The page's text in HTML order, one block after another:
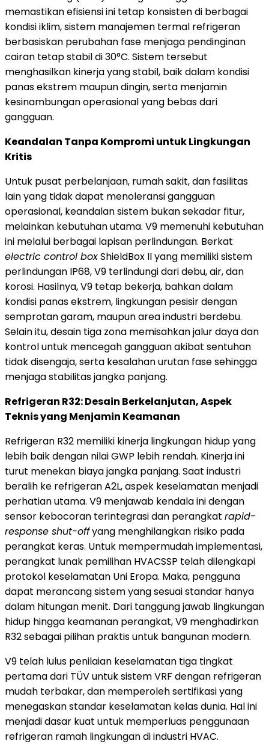
memastikan efisiensi ini tetap konsisten di berbagai
kondisi iklim, sistem manajemen termal refrigeran
berbasiskan perubahan fase menjaga pendinginan
cairan tetap stabil di 30°C. Sistem tersebut
menghasilkan kinerja yang stabil, baik dalam kondisi
panas ekstrem maupun dingin, serta menjamin
kesinambungan operasional yang bebas dari
gangguan.
Keandalan Tanpa Kompromi untuk Lingkungan
Kritis
Untuk pusat perbelanjaan, rumah sakit, dan fasilitas
lain yang tidak dapat menoleransi gangguan
operasional, keandalan sistem bukan sekadar fitur,
melainkan kebutuhan utama. V9 memenuhi kebutuhan
ini melalui berbagai lapisan perlindungan. Berkat
electric control boxShieldBox II yang memiliki sistem
perlindungan IP68, V9 terlindungi dari debu, air, dan
korosi. Hasilnya, V9 tetap bekerja, bahkan dalam
kondisi panas ekstrem, lingkungan pesisir dengan
semprotan garam, maupun area industri berdebu.
Selain itu, desain tiga zona memisahkan jalur daya dan
kontrol untuk mencegah gangguan akibat sentuhan
tidak disengaja, serta kesalahan urutan fase sehingga
menjaga stabilitas jangka panjang.
Refrigeran R32: Desain Berkelanjutan, Aspek
Teknis yang Menjamin Keamanan
Refrigeran R32 memiliki kinerja lingkungan hidup yang
lebih baik dengan nilai GWP lebih rendah. Kinerja ini
turut menekan biaya jangka panjang. Saat industri
beralih ke refrigeran A2L, aspek keselamatan menjadi
perhatian utama. V9 menjawab kendala ini dengan
sensor kebocoran terintegrasi dan perangkat rapid-
response shut-offyang menghilangkan risiko pada
perangkat keras. Untuk mempermudah implementasi,
perangkat lunak pemilihan HVACSSP telah dilengkapi
protokol keselamatan Uni Eropa. Maka, pengguna
dapat merancang sistem yang sesuai standar hanya
dalam hitungan menit. Dari tanggung jawab lingkungan
hidup hingga keamanan perangkat, V9 menghadirkan
R32 sebagai pilihan praktis untuk bangunan modern.
V9 telah lulus penilaian keselamatan tiga tingkat
pertama dari TÜV untuk sistem VRF dengan refrigeran
mudah terbakar, dan memperoleh sertifikasi yang
menegaskan standar keselamatan kelas dunia. Hal ini
menjadi dasar kuat untuk memperluas penggunaan
refrigeran ramah lingkungan di industri HVAC.